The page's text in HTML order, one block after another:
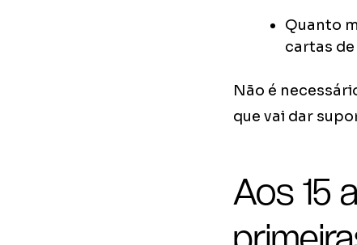
Quanto
cartas
Não é
que vai dar
Aos 15